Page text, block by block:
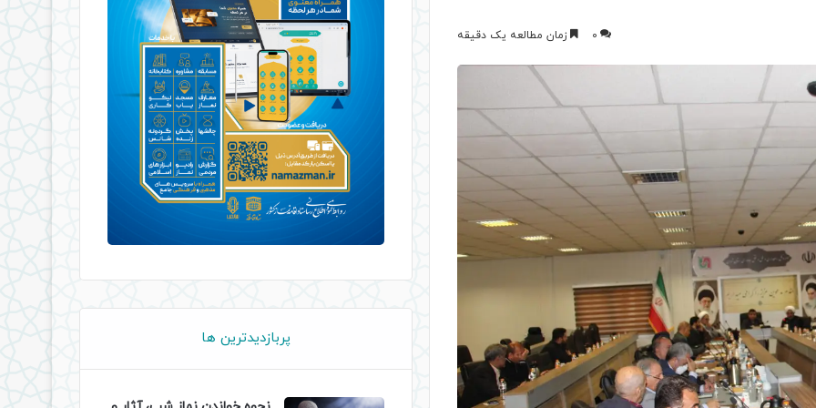
0 زمان مطالعه یک دقیقه
پربازدیدترین ها